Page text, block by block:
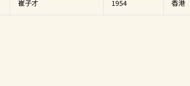
崔子才 1954 香港